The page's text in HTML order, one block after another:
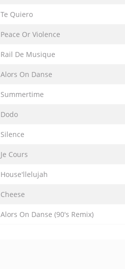
Te Quiero
Peace Or Violence
Rail De Musique
Alors On Danse
Summertime
Dodo
Silence
Je Cours
House'llelujah
Cheese
Alors On Danse (90's Remix)